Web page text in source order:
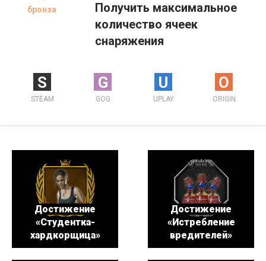
бронза
Получить максимальное
количество ячеек
снаряжения
S
STEAM
G
GOG
U
UPLAY
O
ORIGIN
Достижение
«Студентка-
хардкорщица»
Достижение
«Истребление
вредителей»